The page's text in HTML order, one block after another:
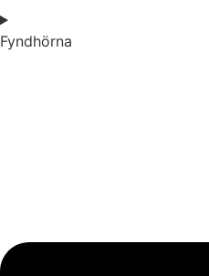
Fyndhörna